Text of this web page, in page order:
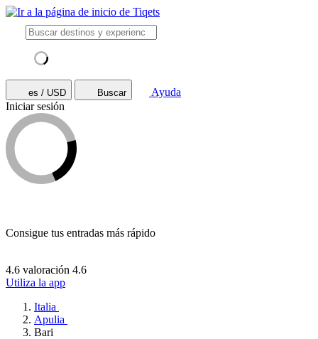
es / USD Buscar
Ayuda
Iniciar sesión
Consigue tus entradas más rápido
4.6 valoración 4.6
Utiliza la app
Italia
Apulia
Bari